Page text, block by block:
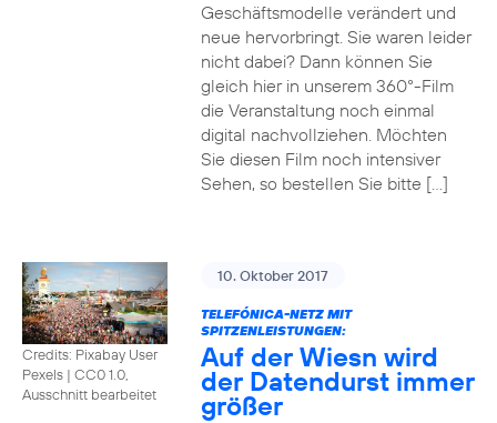
Geschäftsmodelle verändert und
neue hervorbringt. Sie waren leider
nicht dabei? Dann können Sie
gleich hier in unserem 360°-Film
die Veranstaltung noch einmal
digital nachvollziehen. Möchten
Sie diesen Film noch intensiver
Sehen, so bestellen Sie bitte […]
Credits: Pixabay User
Pexels | CC0 1.0,
Ausschnitt bearbeitet
10. Oktober 2017
TELEFÓNICA-NETZ MIT
SPITZENLEISTUNGEN:
Auf der Wiesn wird
der Datendurst immer
größer